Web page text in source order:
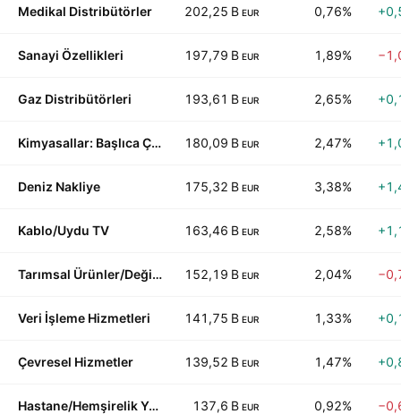
Medikal Distribütörler 202,25 B EUR 0,76%
Sanayi Özellikleri 197,79 B EUR 1,89%
Gaz Distribütörleri 193,61 B EUR 2,65%
Kimyasallar: Başlıca Çeşitlendirilmiş 180,09 B EUR 2,47%
Deniz Nakliye 175,32 B EUR 3,38%
Kablo/Uydu TV 163,46 B EUR 2,58%
Tarımsal Ürünler/Değirmencilik 152,19 B EUR 2,04%
Veri İşleme Hizmetleri 141,75 B EUR 1,33%
Çevresel Hizmetler 139,52 B EUR 1,47%
Hastane/Hemşirelik Yönetimi 137,6 B EUR 0,92%